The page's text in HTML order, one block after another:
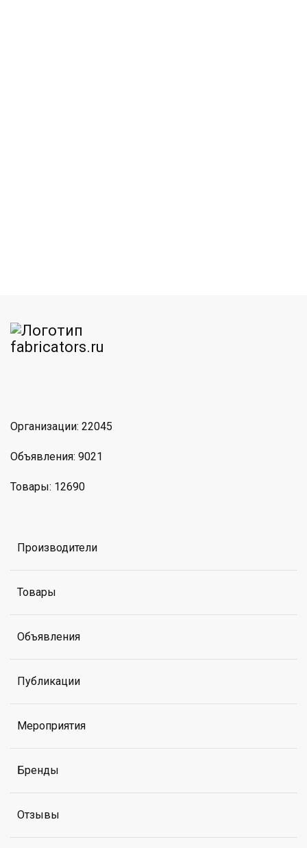
Организации: 22045
Объявления: 9021
Товары: 12690
Производители
Товары
Объявления
Публикации
Мероприятия
Бренды
Отзывы